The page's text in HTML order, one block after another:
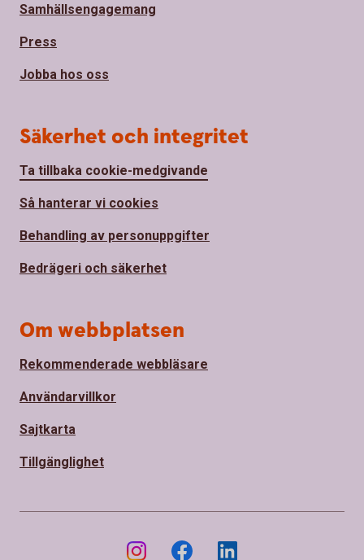
Samhällsengagemang
Press
Jobba hos oss
Säkerhet och integritet
Ta tillbaka cookie-medgivande
Så hanterar vi cookies
Behandling av personuppgifter
Bedrägeri och säkerhet
Om webbplatsen
Rekommenderade webbläsare
Användarvillkor
Sajtkarta
Tillgänglighet